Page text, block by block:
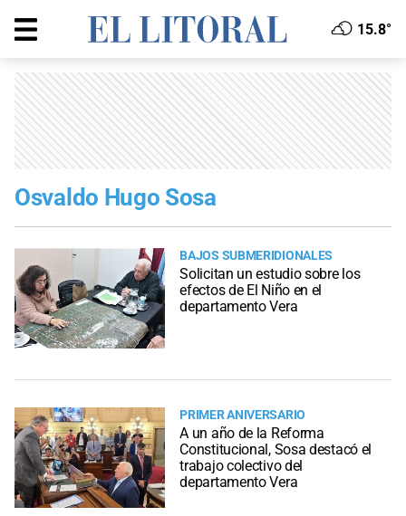
15.8°
Osvaldo Hugo Sosa
BAJOS SUBMERIDIONALES
Solicitan un estudio sobre los
efectos de El Niño en el
departamento Vera
PRIMER ANIVERSARIO
A un año de la Reforma
Constitucional, Sosa destacó el
trabajo colectivo del
departamento Vera